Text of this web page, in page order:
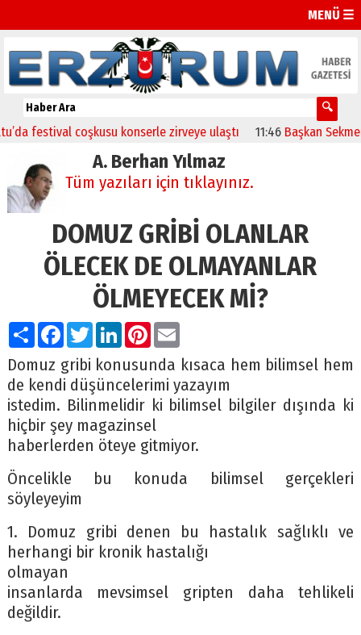
MENÜ ☰
coşkusu konserle zirveye ulaştı 11:46 Başkan
A. Berhan Yılmaz
Tüm yazıları için tıklayınız.
DOMUZ GRİBİ OLANLAR
ÖLECEK DE OLMAYANLAR
ÖLMEYECEK Mİ?
PaylaşFacebook
TwitterLinkedIn
Pinterest
Email
Domuz gribi konusunda kısaca hem bilimsel hem
de kendi düşüncelerimi yazayım
istedim. Bilinmelidir ki bilimsel bilgiler dışında ki
hiçbir şey magazinsel
haberlerden öteye gitmiyor.
Öncelikle bu konuda bilimsel gerçekleri
söyleyeyim
1. Domuz gribi denen bu hastalık sağlıklı ve
herhangi bir kronik hastalığı
olmayan
insanlarda mevsimsel gripten daha tehlikeli
değildir.